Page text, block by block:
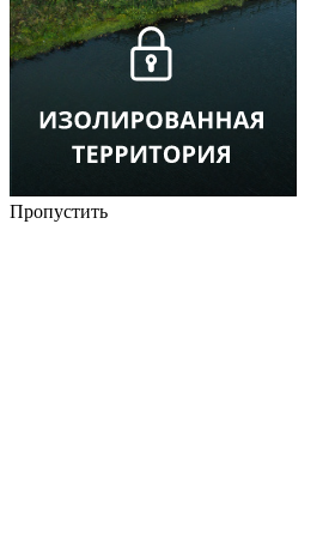
Пропустить